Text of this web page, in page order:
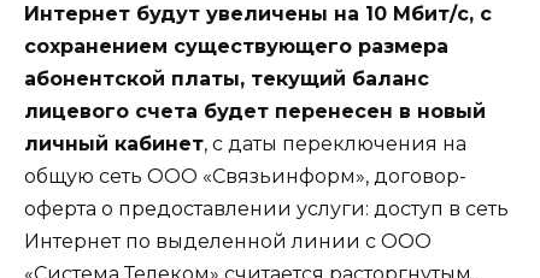
Интернет будут увеличены на 10 Мбит/с, с
сохранением существующего размера
абонентской платы, текущий баланс
лицевого счета будет перенесен в новый
личный кабинет, с даты переключения на
общую сеть ООО «Связьинформ», договор-
оферта о предоставлении услуги: доступ в сеть
Интернет по выделенной линии с ООО